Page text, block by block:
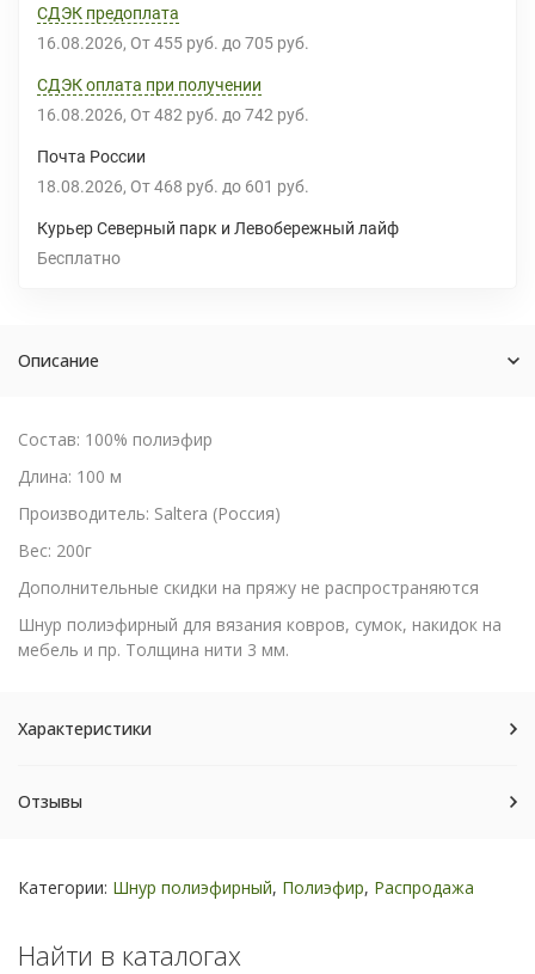
СДЭК предоплата
16.08.2026 От 455 руб. до 705 руб.
СДЭК оплата при получении
16.08.2026 От 482 руб. до 742 руб.
Почта России
18.08.2026 От 468 руб. до 601 руб.
Курьер Северный парк и Левобережный лайф
Бесплатно
Описание
Состав: 100% полиэфир
Длина: 100 м
Производитель: Saltera (Россия)
Вес: 200г
Дополнительные скидки на пряжу не распространяются
Шнур полиэфирный для вязания ковров, сумок, накидок на
мебель и пр. Толщина нити 3 мм.
Характеристики
Отзывы
Категории: Шнур полиэфирный, Полиэфир, Распродажа
Найти в каталогах